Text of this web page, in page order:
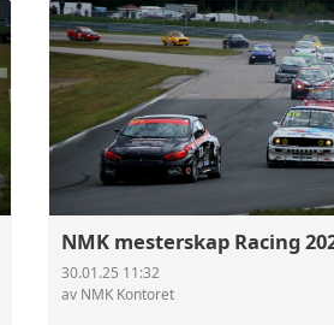
NMK mesterskap Racing
30.01.25 11:32
av NMK Kontoret